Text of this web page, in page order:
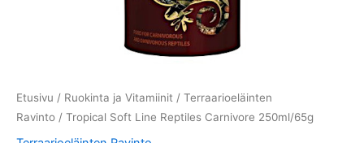
Etusivu / Ruokinta ja Vitamiinit / Terraarioeläinten
Ravinto / Tropical Soft Line Reptiles Carnivore 250ml/65g